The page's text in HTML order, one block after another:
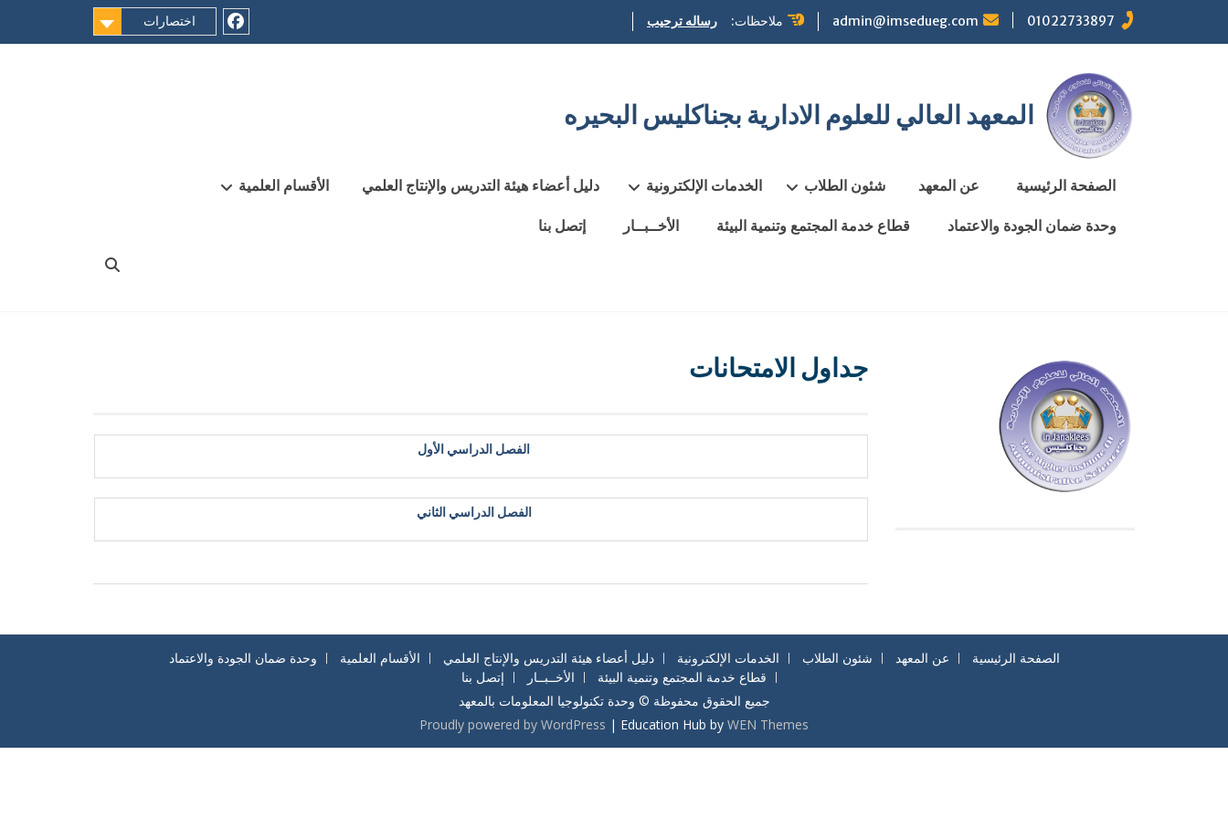
content
01022733897
admin@imsedueg.com ملاحظات: رساله ترحيب
اختصارات
Facebook
المعهد العالي للعلوم الادارية بجناكليس البحيره
الصفحة الرئيسية عن المعهد شئون الطلاب الخدمات الإلكترونية دليل أعضاء هيئة التدريس والإنتاج العلمي
الأقسام العلمية
وحدة ضمان الجودة والاعتماد
قطاع خدمة المجتمع وتنمية البيئة الأخــبــار إتصل بنا
جداول الامتحانات
الفصل الدراسي الأول
الفصل الدراسي الثاني
الصفحة الرئيسية عن المعهد شئون الطلاب الخدمات الإلكترونية دليل أعضاء هيئة التدريس والإنتاج العلمي الأقسام العلمية
وحدة ضمان الجودة والاعتماد
قطاع خدمة المجتمع وتنمية البيئة
الأخــبــار
إتصل بنا
جميع الحقوق محفوظة © وحدة تكنولوجيا المعلومات بالمعهد
Proudly powered by WordPress | Education Hub by WEN Themes